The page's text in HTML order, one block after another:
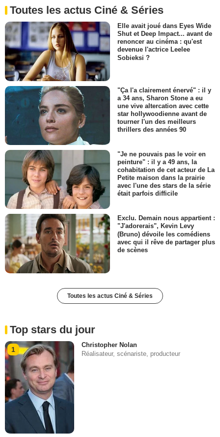
Toutes les actus Ciné & Séries
Elle avait joué dans Eyes Wide
Shut et Deep Impact... avant de
renoncer au cinéma : qu'est
devenue l'actrice Leelee
Sobieksi ?
"Ça l'a clairement énervé" : il y
a 34 ans, Sharon Stone a eu
une vive altercation avec cette
star hollywoodienne avant de
tourner l'un des meilleurs
thrillers des années 90
"Je ne pouvais pas le voir en
peinture" : il y a 49 ans, la
cohabitation de cet acteur de La
Petite maison dans la prairie
avec l'une des stars de la série
était parfois difficile
Exclu. Demain nous appartient :
"J'adorerais", Kevin Levy
(Bruno) dévoile les comédiens
avec qui il rêve de partager plus
de scènes
Toutes les actus Ciné & Séries
Top stars du jour
1
Christopher Nolan
Réalisateur, scénariste, producteur